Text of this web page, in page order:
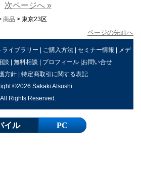
次ページへ »
商品 > 東京23区
ページの先頭へ
ライブラリー | ご購入方法 | セミナー情報 | メデ
談 | 無料相談 | プロフィール|お問い合せ
方針| 特定商取引に関する表記
©2026 Sakaki Atsushi
All Rights Reserved.
イル PC